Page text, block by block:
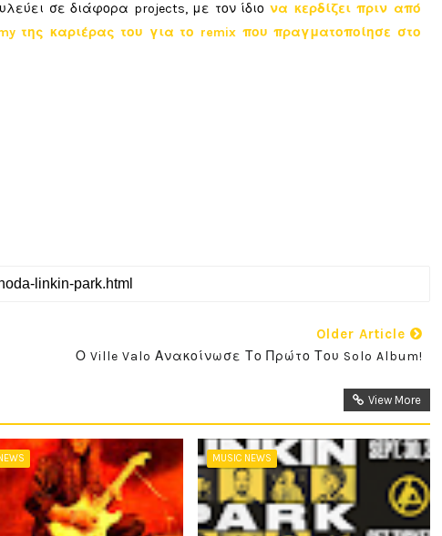
σε διάφορα projects, με τον ίδιο να κερδίζει πριν από
της καριέρας του για το remix που πραγματοποίησε στο
Older Article
Ο Ville Valo Ανακοίνωσε Το Πρώτο Του Solo Album!
View More
MUSIC NEWS